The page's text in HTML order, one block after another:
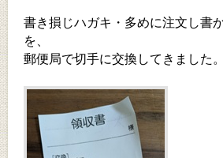
書き損じハガキ・多めに注文し書
を、
郵便局で切手に交換してきました。